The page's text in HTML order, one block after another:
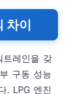
차이
트레인을 갖
구동 성능
. LPG 엔진